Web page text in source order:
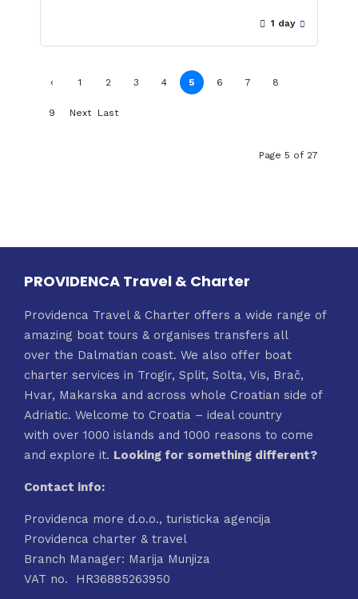
1 day
‹ 1 2 3 4 5 6 7 8
9 Next Last
Page 5 of 27
PROVIDENCA Travel & Charter
Providenca Travel & Charter offers a wide range of
amazing boat tours & organises transfers all
over the Dalmatian coast. We also offer boat
charter services in Trogir, Split, Solta, Vis, Brač,
Hvar, Makarska and across whole Croatian side of
Adriatic. Welcome to Croatia – ideal country
with over 1000 islands and 1000 reasons to come
and explore it. Looking for something different?
Contact info:
Providenca more d.o.o., turisticka agencija
Providenca charter & travel
Branch Manager: Marija Munjiza
VAT no. HR36885263950